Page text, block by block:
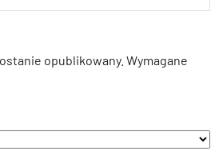
opublikowany. Wymagane